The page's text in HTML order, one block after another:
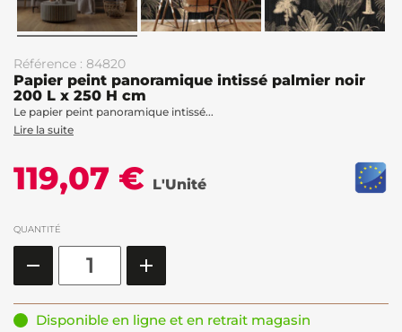
Référence : 84820
Papier peint panoramique intissé palmier noir
200 L x 250 H cm
Le papier peint panoramique intissé...
Lire la suite
119,07 € L'Unité
QUANTITÉ
Disponible en ligne et en retrait magasin